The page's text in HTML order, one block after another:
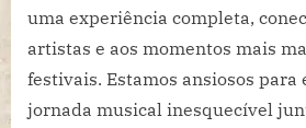
uma experiência completa,
artistas e aos momentos mais
festivais. Estamos ansiosos para
jornada musical inesquecível